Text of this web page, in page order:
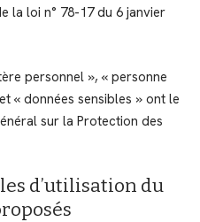
la loi n° 78-17 du 6 janvier
personnel », « personne
« données sensibles » ont le
sur la Protection des
d’utilisation du